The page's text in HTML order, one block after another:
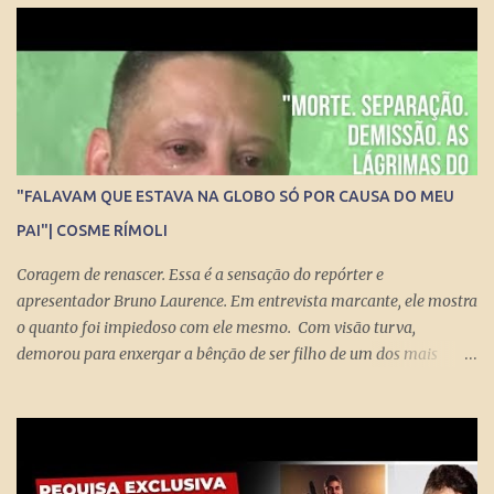
essa democracia funcione bem.
"FALAVAM QUE ESTAVA NA GLOBO SÓ POR CAUSA DO MEU
PAI"| COSME RÍMOLI
Coragem de renascer. Essa é a sensação do repórter e
apresentador Bruno Laurence. Em entrevista marcante, ele mostra
o quanto foi impiedoso com ele mesmo. Com visão turva,
demorou para enxergar a bênção de ser filho de um dos mais
Grandes Momentos do Esporte e Cartão Verde, entre inúmeros
feitos. Bruno queria fugir da comparação. Tentou ser jogador de